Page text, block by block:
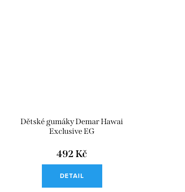
Dětské gumáky Demar Hawai
Exclusive EG
492 Kč
DETAIL